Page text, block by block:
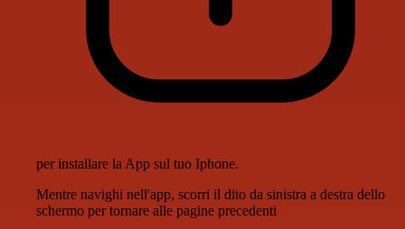
per installare la App sul tuo Iphone.
Mentre navighi nell'app, scorri il dito da sinistra a destra dello
schermo per tornare alle pagine precedenti